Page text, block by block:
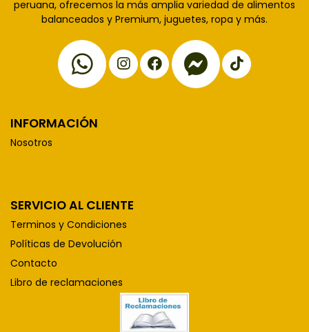
peruana, ofrecemos la más amplia variedad de alimentos
balanceados y Premium, juguetes, ropa y más.
INFORMACIÓN
Nosotros
SERVICIO AL CLIENTE
Terminos y Condiciones
Políticas de Devolución
Contacto
Libro de reclamaciones